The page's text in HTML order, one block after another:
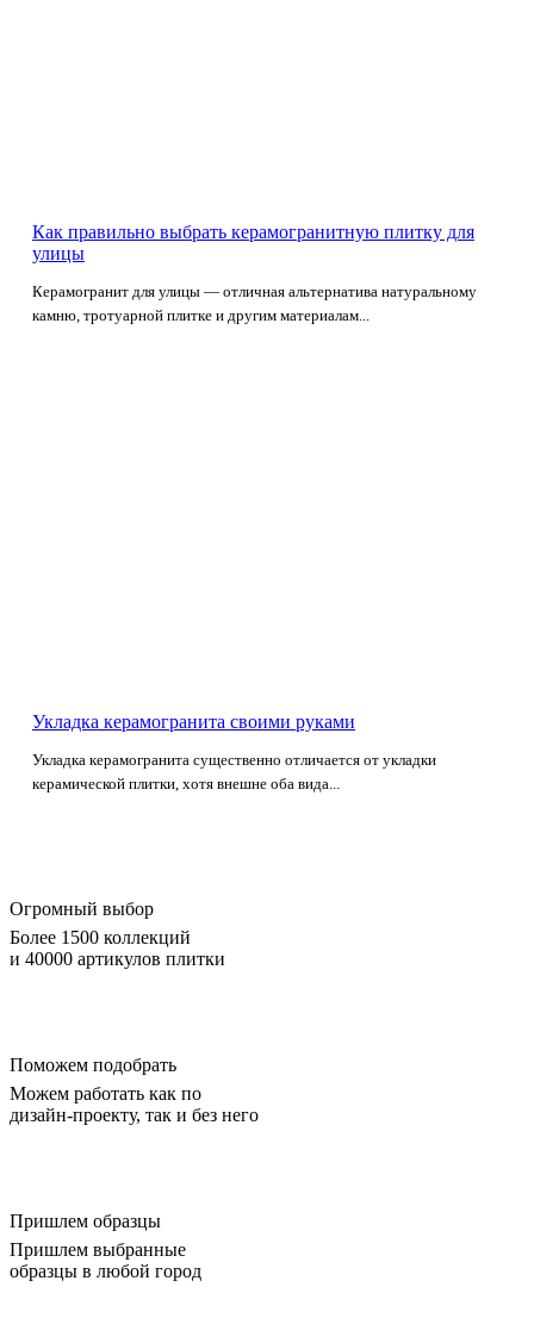
Как правильно выбрать керамогранитную плитку для
улицы
Керамогранит для улицы — отличная альтернатива натуральному
камню, тротуарной плитке и другим материалам...
Укладка керамогранита своими руками
Укладка керамогранита существенно отличается от укладки
керамической плитки, хотя внешне оба вида...
Огромный выбор
Более 1500 коллекций
и 40000 артикулов плитки
Поможем подобрать
Можем работать как по
дизайн-проекту, так и без него
Пришлем образцы
Пришлем выбранные
образцы в любой город